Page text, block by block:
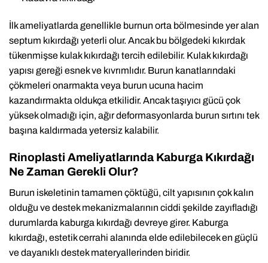
İlk ameliyatlarda genellikle burnun orta bölmesinde yer alan
septum kıkırdağı yeterli olur. Ancak bu bölgedeki kıkırdak
tükenmişse kulak kıkırdağı tercih edilebilir. Kulak kıkırdağı
yapısı gereği esnek ve kıvrımlıdır. Burun kanatlarındaki
çökmeleri onarmakta veya burun ucuna hacim
kazandırmakta oldukça etkilidir. Ancak taşıyıcı gücü çok
yüksek olmadığı için, ağır deformasyonlarda burun sırtını tek
başına kaldırmada yetersiz kalabilir.
Rinoplasti Ameliyatlarında Kaburga Kıkırdağı
Ne Zaman Gerekli Olur?
Burun iskeletinin tamamen çöktüğü, cilt yapısının çok kalın
olduğu ve destek mekanizmalarının ciddi şekilde zayıfladığı
durumlarda kaburga kıkırdağı devreye girer. Kaburga
kıkırdağı, estetik cerrahi alanında elde edilebilecek en güçlü
ve dayanıklı destek materyallerinden biridir.